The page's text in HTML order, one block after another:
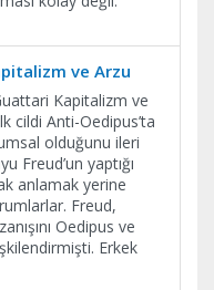
ve Arzu
Kapitalizm ve
cildi Anti-Oedipus’ta
olduğunu ileri
Freud’un yaptığı
anlamak yerine
Freud,
Oedipus ve
Erkek